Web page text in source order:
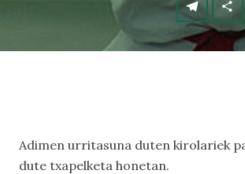
Adimen urritasuna duten kirolariek
dute txapelketa honetan.